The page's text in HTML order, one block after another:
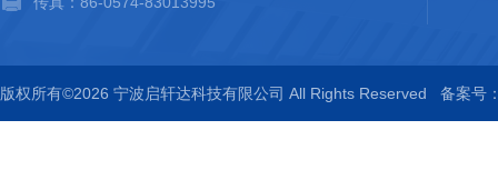
版权所有©2026 宁波启轩达科技有限公司 All Rights Reserved 备案号